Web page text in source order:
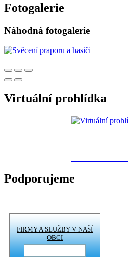
Fotogalerie
Náhodná fotogalerie
Virtuální prohlídka
Podporujeme
FIRMY A SLUŽBY V NAŠÍ
OBCI